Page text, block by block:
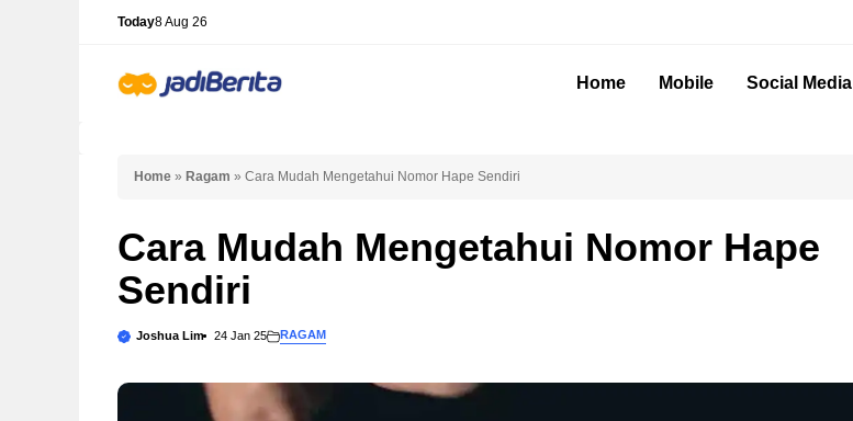
Today8 Aug 26
Home Mobile Social Media
Home » Ragam » Cara Mudah Mengetahui Nomor Hape Sendiri
Cara Mudah Mengetahui Nomor Hape
Sendiri
Joshua Lim 24 Jan 25 RAGAM